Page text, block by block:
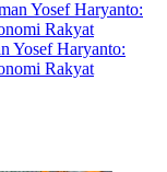
Yosef Haryanto:
Rakyat